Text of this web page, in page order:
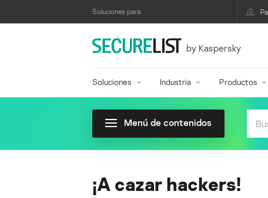
Soluciones para:
by Kaspersky
Soluciones Industria Productos
Menú de contenidos
¡A cazar hackers!